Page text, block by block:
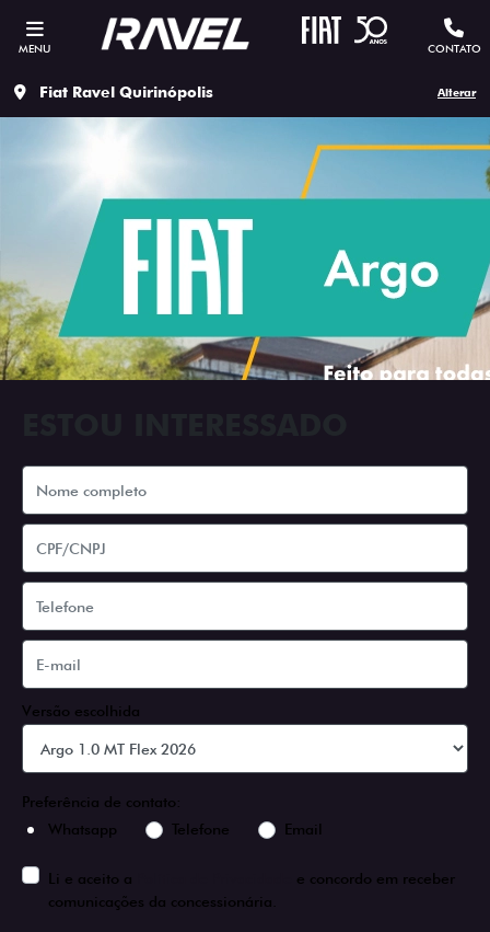
MENU CONTATO
Fiat Ravel Quirinópolis Alterar
Versão escolhida
Preferência de contato:
Whatsapp
Telefone Email
Li e aceito a
e concordo em receber
comunicações da concessionária.